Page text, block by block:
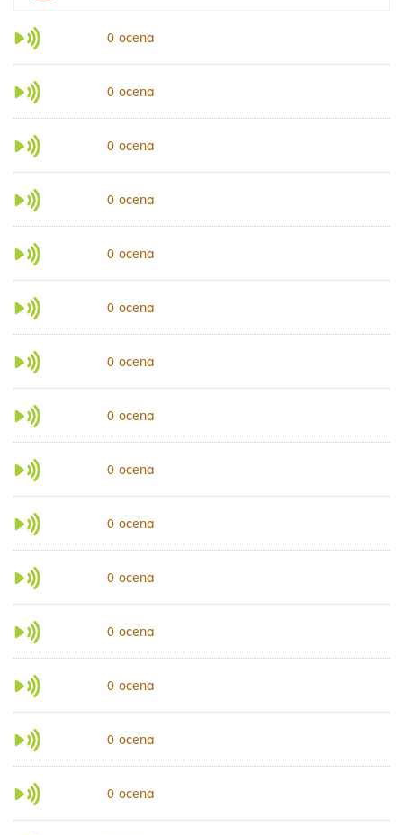
0 ocena
0 ocena
0 ocena
0 ocena
0 ocena
0 ocena
0 ocena
0 ocena
0 ocena
0 ocena
0 ocena
0 ocena
0 ocena
0 ocena
0 ocena